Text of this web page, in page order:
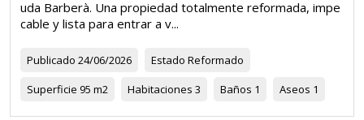
uda Barberà. Una propiedad totalmente reformada, impe
cable y lista para entrar a v...
Publicado 24/06/2026 Estado Reformado
Superficie 95 m2 Habitaciones 3 Baños 1 Aseos 1